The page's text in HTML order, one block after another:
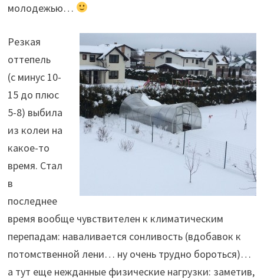
молодежью…
Резкая
оттепель
(с минус 10-
15 до плюс
5-8) выбила
из колеи на
какое-то
время. Стал
в
последнее
время вообще чувствителен к климатическим
перепадам: наваливается сонливость (вдобавок к
потомственной лени… ну очень трудно бороться)…
а тут еще нежданные физические нагрузки: заметив,